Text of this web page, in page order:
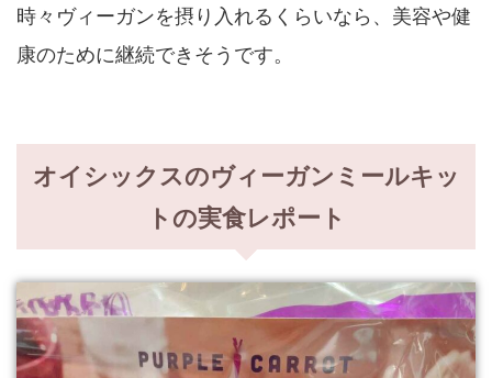
時々ヴィーガンを摂り入れるくらいなら、美容や健
康のために継続できそうです。
オイシックスのヴィーガンミールキッ
トの実食レポート